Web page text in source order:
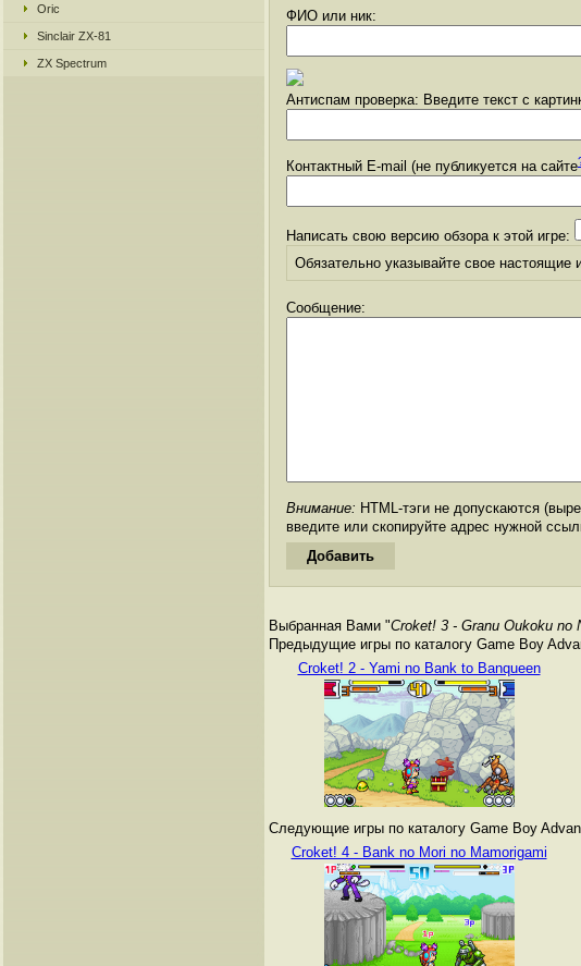
Oric
Sinclair ZX-81
ZX Spectrum
ФИО или ник:
Антиспам проверка: Введите текст с
Контактный E-mail (не публикуется на сайте
Написать свою версию обзора к этой игре:
Обязательно указывайте свое настоящие
Сообщение:
Внимание: HTML-тэги не допускаются
введите или скопируйте адрес нужной
Выбранная Вами "Croket! 3 - Granu Oukoku no
Предыдущие игры по каталогу Game Boy
Croket! 2 - Yami no Bank to Banqueen
Следующие игры по каталогу Game Boy
Croket! 4 - Bank no Mori no Mamorigami